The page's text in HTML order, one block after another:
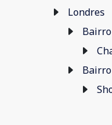
Londres